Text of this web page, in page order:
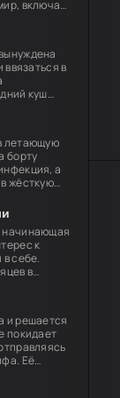
включая
защите
ввязаться в
куш
летающую
борту
а
жёсткую
начинающая
к
себе.
в
о
и решается
покидает
Её
всем